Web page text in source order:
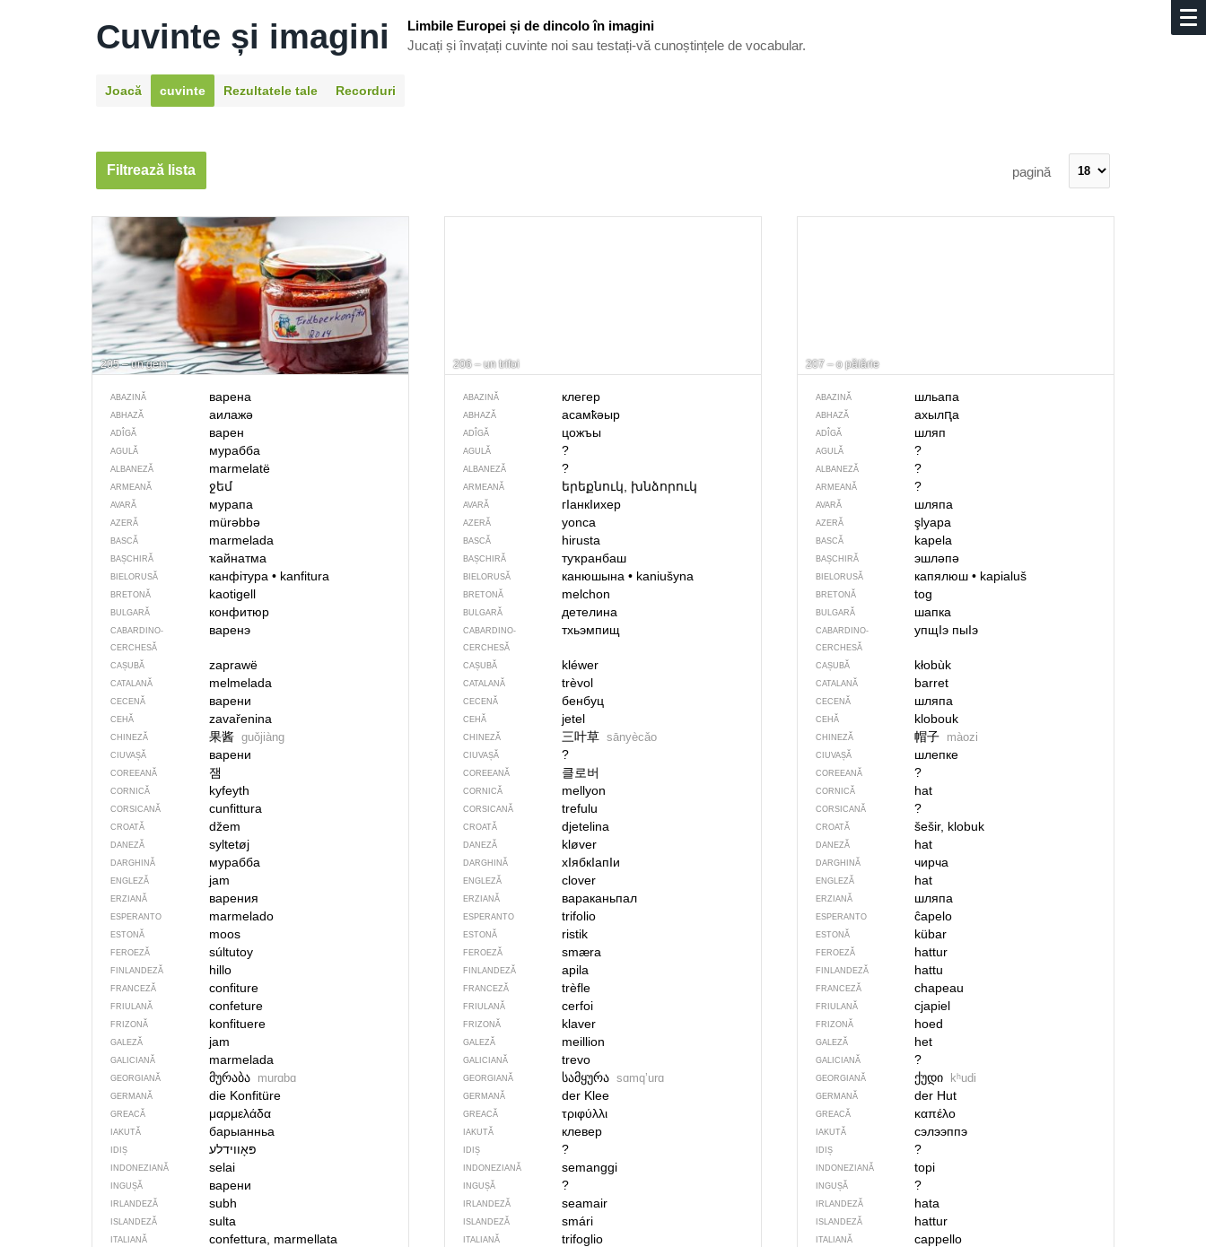
Cuvinte și imagini
Limbile Europei și de dincolo în imagini
Jucați și învațați cuvinte noi sau testați-vă cunoștințele de vocabular.
Joacă cuvinte Rezultatele tale Recorduri
Filtrează lista pagină
205 – un gem
ABAZINĂ варена
ABHAZĂ аилажә
ADÎGĂ варен
AGULĂ мурабба
ALBANEZĂ marmelatë
ARMEANĂ ջեմ
AVARĂ мурапа
AZERĂ mürəbbə
BASCĂ marmelada
BAȘCHIRĂ ҡайнатма
BIELORUSĂ канфітура •kanfitura
BRETONĂ kaotigell
BULGARĂ конфитюр
CABARDINO-
CERCHESĂ
варенэ
CAȘUBĂ zaprawë
CATALANĂ melmelada
CECENĂ варени
CEHĂ zavařenina
CHINEZĂ 果酱 guǒjiàng
CIUVAȘĂ варени
COREEANĂ 잼
CORNICĂ kyfeyth
CORSICANĂ cunfittura
CROATĂ džem
DANEZĂ syltetøj
DARGHINĂ мурабба
ENGLEZĂ jam
ERZIANĂ варения
ESPERANTO marmelado
ESTONĂ moos
FEROEZĂ súltutoy
FINLANDEZĂ hillo
FRANCEZĂ confiture
FRIULANĂ confeture
FRIZONĂ konfituere
GALEZĂ jam
GALICIANĂ marmelada
GEORGIANĂ მურაბა murɑbɑ
GERMANĂ die Konfitüre
GREACĂ μαρμελάδα
IAKUTĂ барыанньа
IDIȘ
INDONEZIANĂ selai
INGUȘĂ варени
IRLANDEZĂ subh
ISLANDEZĂ sulta
ITALIANĂ confettura, marmellata
206 – un trifoi
ABAZINĂ клегер
ABHAZĂ асамҟәыр
ADÎGĂ цожъы
AGULĂ ?
ALBANEZĂ ?
ARMEANĂ երեքնուկ, խնձորուկ
AVARĂ гIанкIихер
AZERĂ yonca
BASCĂ hirusta
BAȘCHIRĂ туҡранбаш
BIELORUSĂ канюшына • kaniušyna
BRETONĂ melchon
BULGARĂ детелина
CABARDINO-
CERCHESĂ
тхьэмпищ
CAȘUBĂ kléwer
CATALANĂ trèvol
CECENĂ бенбуц
CEHĂ jetel
CHINEZĂ 三叶草 sānyècǎo
CIUVAȘĂ ?
COREEANĂ 클로버
CORNICĂ mellyon
CORSICANĂ trefulu
CROATĂ djetelina
DANEZĂ kløver
DARGHINĂ хIябкIапIи
ENGLEZĂ clover
ERZIANĂ вараканьпал
ESPERANTO trifolio
ESTONĂ ristik
FEROEZĂ smæra
FINLANDEZĂ apila
FRANCEZĂ trèfle
FRIULANĂ cerfoi
FRIZONĂ klaver
GALEZĂ meillion
GALICIANĂ trevo
GEORGIANĂ სამყურა sɑmqʼurɑ
GERMANĂ der Klee
GREACĂ τριφύλλι
IAKUTĂ клевер
IDIȘ ?
INDONEZIANĂ semanggi
INGUȘĂ ?
IRLANDEZĂ seamair
ISLANDEZĂ smári
ITALIANĂ trifoglio
207 – o pălărie
ABAZINĂ шльапа
ABHAZĂ ахылԥа
ADÎGĂ шляп
AGULĂ ?
ALBANEZĂ ?
ARMEANĂ ?
AVARĂ шляпа
AZERĂ şlyapa
BASCĂ kapela
BAȘCHIRĂ эшләпә
BIELORUSĂ капялюш• kapialuš
BRETONĂ tog
BULGARĂ шапка
CABARDINO-
CERCHESĂ
упщIэ пыIэ
CAȘUBĂ kłobùk
CATALANĂ barret
CECENĂ шляпа
CEHĂ klobouk
CHINEZĂ 帽子 màozi
CIUVAȘĂ шлепке
COREEANĂ ?
CORNICĂ hat
CORSICANĂ ?
CROATĂ šešir, klobuk
DANEZĂ hat
DARGHINĂ чирча
ENGLEZĂ hat
ERZIANĂ шляпа
ESPERANTO ĉapelo
ESTONĂ kübar
FEROEZĂ hattur
FINLANDEZĂ hattu
FRANCEZĂ chapeau
FRIULANĂ cjapiel
FRIZONĂ hoed
GALEZĂ het
GALICIANĂ ?
GEORGIANĂ ქუდი kʰudi
GERMANĂ der Hut
GREACĂ καπέλο
IAKUTĂ сэлээппэ
IDIȘ ?
INDONEZIANĂ topi
INGUȘĂ ?
IRLANDEZĂ hata
ISLANDEZĂ hattur
ITALIANĂ cappello